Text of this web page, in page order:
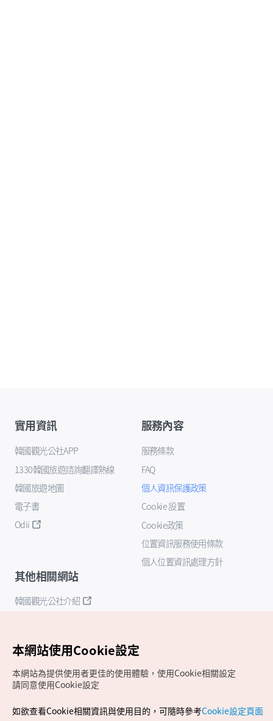
實用資訊
韓國觀光公社APP
1330韓國旅遊諮詢翻譯熱線
韓國旅遊地圖
電子書
Odii
服務內容
服務條款
FAQ
個人資訊保護政策
Cookie 設置
Cookie政策
位置資訊服務使用條款
個人位置資訊處理方針
其他相關網站
韓國觀光公社介紹
本網站使用Cookie設定
本網站為提供使用者更佳的使用體驗，使用Cookie相關設定
請同意使用Cookie設定
如欲查看Cookie相關資訊與使用目的，可隨時參考Cookie設定頁面